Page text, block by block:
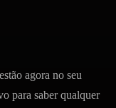
agora no seu
para saber qualquer